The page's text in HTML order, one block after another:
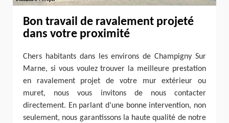
Bon travail de ravalement projeté
dans votre proximité
Chers habitants dans les environs de Champigny Sur
Marne, si vous voulez trouver la meilleure prestation
en ravalement projet de votre mur extérieur ou
muret, nous vous invitons de nous contacter
directement. En parlant d’une bonne intervention, non
seulement, nous garantissons la haute qualité de notre